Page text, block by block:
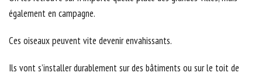
également en campagne.
Ces oiseaux peuvent vite devenir envahissants.
Ils vont s’installer durablement sur des bâtiments ou sur le toit de